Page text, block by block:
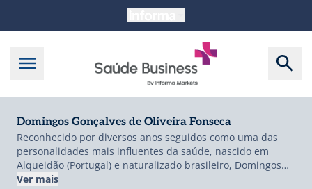
Domingos Gonçalves de Oliveira Fonseca
Reconhecido por diversos anos seguidos como uma das
personalidades mais influentes da saúde, nascido em
Alqueidão (Portugal) e naturalizado brasileiro, Domingos
Fonseca é administrador de empresas (PUC/SP),
Ver mais